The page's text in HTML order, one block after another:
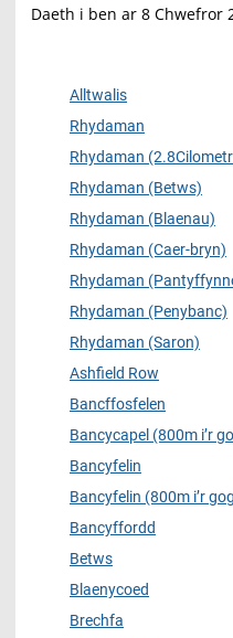
Daeth i ben ar 8 Chwefror
Alltwalis
Rhydaman
Rhydaman (2.8Cilometr
Rhydaman (Betws)
Rhydaman (Blaenau)
Rhydaman (Caer-bryn)
Rhydaman
Rhydaman (Penybanc)
Rhydaman (Saron)
Ashfield Row
Bancffosfelen
Bancycapel (800m i’r
Bancyfelin
Bancyfelin (800m i’r
Bancyffordd
Betws
Blaenycoed
Brechfa